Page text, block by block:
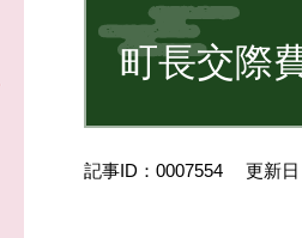
文
町長交際
記事ID：0007554 更新